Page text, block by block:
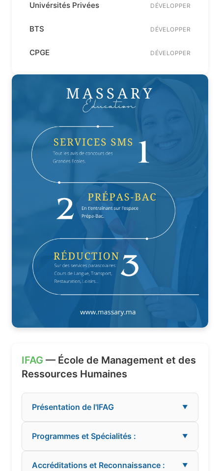
Univérsités Privées DÉVELOPPER
BTS DÉVELOPPER
CPGE DÉVELOPPER
IFAG — École de Management et des
Ressources Humaines
Présentation de l'IFAG ▼
Programmes et Spécialités : ▼
Accréditations et Reconnaissance : ▼